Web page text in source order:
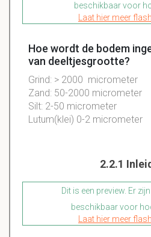
beschikbaar voor
Laat hier meer
Hoe wordt de bodem
van deeltjesgrootte?
Grind: > 2000 micrometer
Zand: 50-2000 micrometer
Silt: 2-50 micrometer
Lutum(klei) 0-2 micrometer
2.2.1
Dit is een preview. Er
beschikbaar voor
Laat hier meer